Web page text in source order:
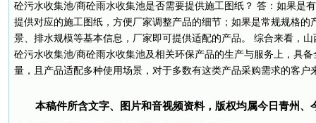
砼污水收集池/商砼雨水收集池是否需要提供施工图纸？ 答：如果是
提供对应的施工图纸，方便厂家调整产品的细节；如果是常规规格的
景、排水规模等基本信息，厂家即可提供适配的产品。 综合来看，
砼污水收集池/商砼雨水收集池及相关环保产品的生产与服务上，具
量，且产品适配多种使用场景，对于多数有这类产品采购需求的客户
本稿件所含文字、图片和音视频资料，版权均属今日青州、